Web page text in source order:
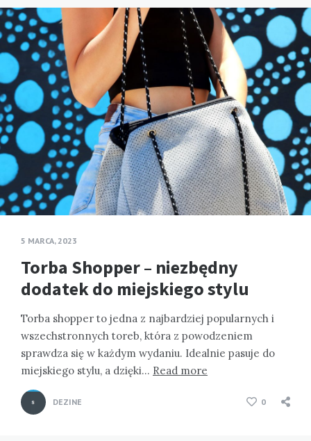
5 MARCA, 2023
Torba Shopper – niezbędny
dodatek do miejskiego stylu
Torba shopper to jedna z najbardziej popularnych i
wszechstronnych toreb, która z powodzeniem
sprawdza się w każdym wydaniu. Idealnie pasuje do
miejskiego stylu, a dzięki… Read more
DEZINE 0